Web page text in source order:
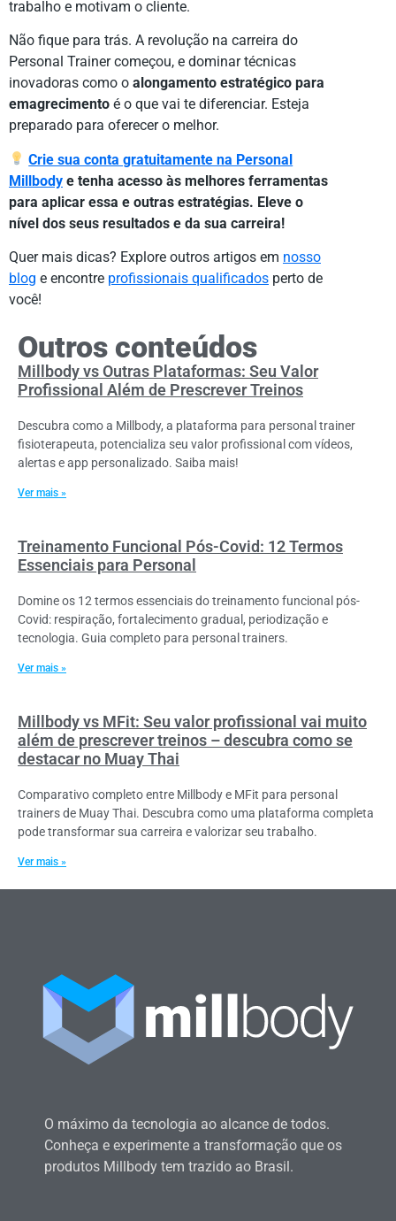
trabalho e motivam o cliente.
Não fique para trás. A revolução na carreira do
Personal Trainer começou, e dominar técnicas
inovadoras como o alongamento estratégico para
emagrecimento é o que vai te diferenciar. Esteja
preparado para oferecer o melhor.
Crie sua conta gratuitamente na Personal
Millbody e tenha acesso às melhores ferramentas
para aplicar essa e outras estratégias. Eleve o
nível dos seus resultados e da sua carreira!
Quer mais dicas? Explore outros artigos em nosso
blog e encontre profissionais qualificados perto de
você!
Outros conteúdos
Millbody vs Outras Plataformas: Seu Valor
Profissional Além de Prescrever Treinos
Descubra como a Millbody, a plataforma para personal trainer
fisioterapeuta, potencializa seu valor profissional com vídeos,
alertas e app personalizado. Saiba mais!
Ver mais »
Treinamento Funcional Pós-Covid: 12 Termos
Essenciais para Personal
Domine os 12 termos essenciais do treinamento funcional pós-
Covid: respiração, fortalecimento gradual, periodização e
tecnologia. Guia completo para personal trainers.
Ver mais »
Millbody vs MFit: Seu valor profissional vai muito
além de prescrever treinos – descubra como se
destacar no Muay Thai
Comparativo completo entre Millbody e MFit para personal
trainers de Muay Thai. Descubra como uma plataforma completa
pode transformar sua carreira e valorizar seu trabalho.
Ver mais »
O máximo da tecnologia ao alcance de todos.
Conheça e experimente a transformação que os
produtos Millbody tem trazido ao Brasil.